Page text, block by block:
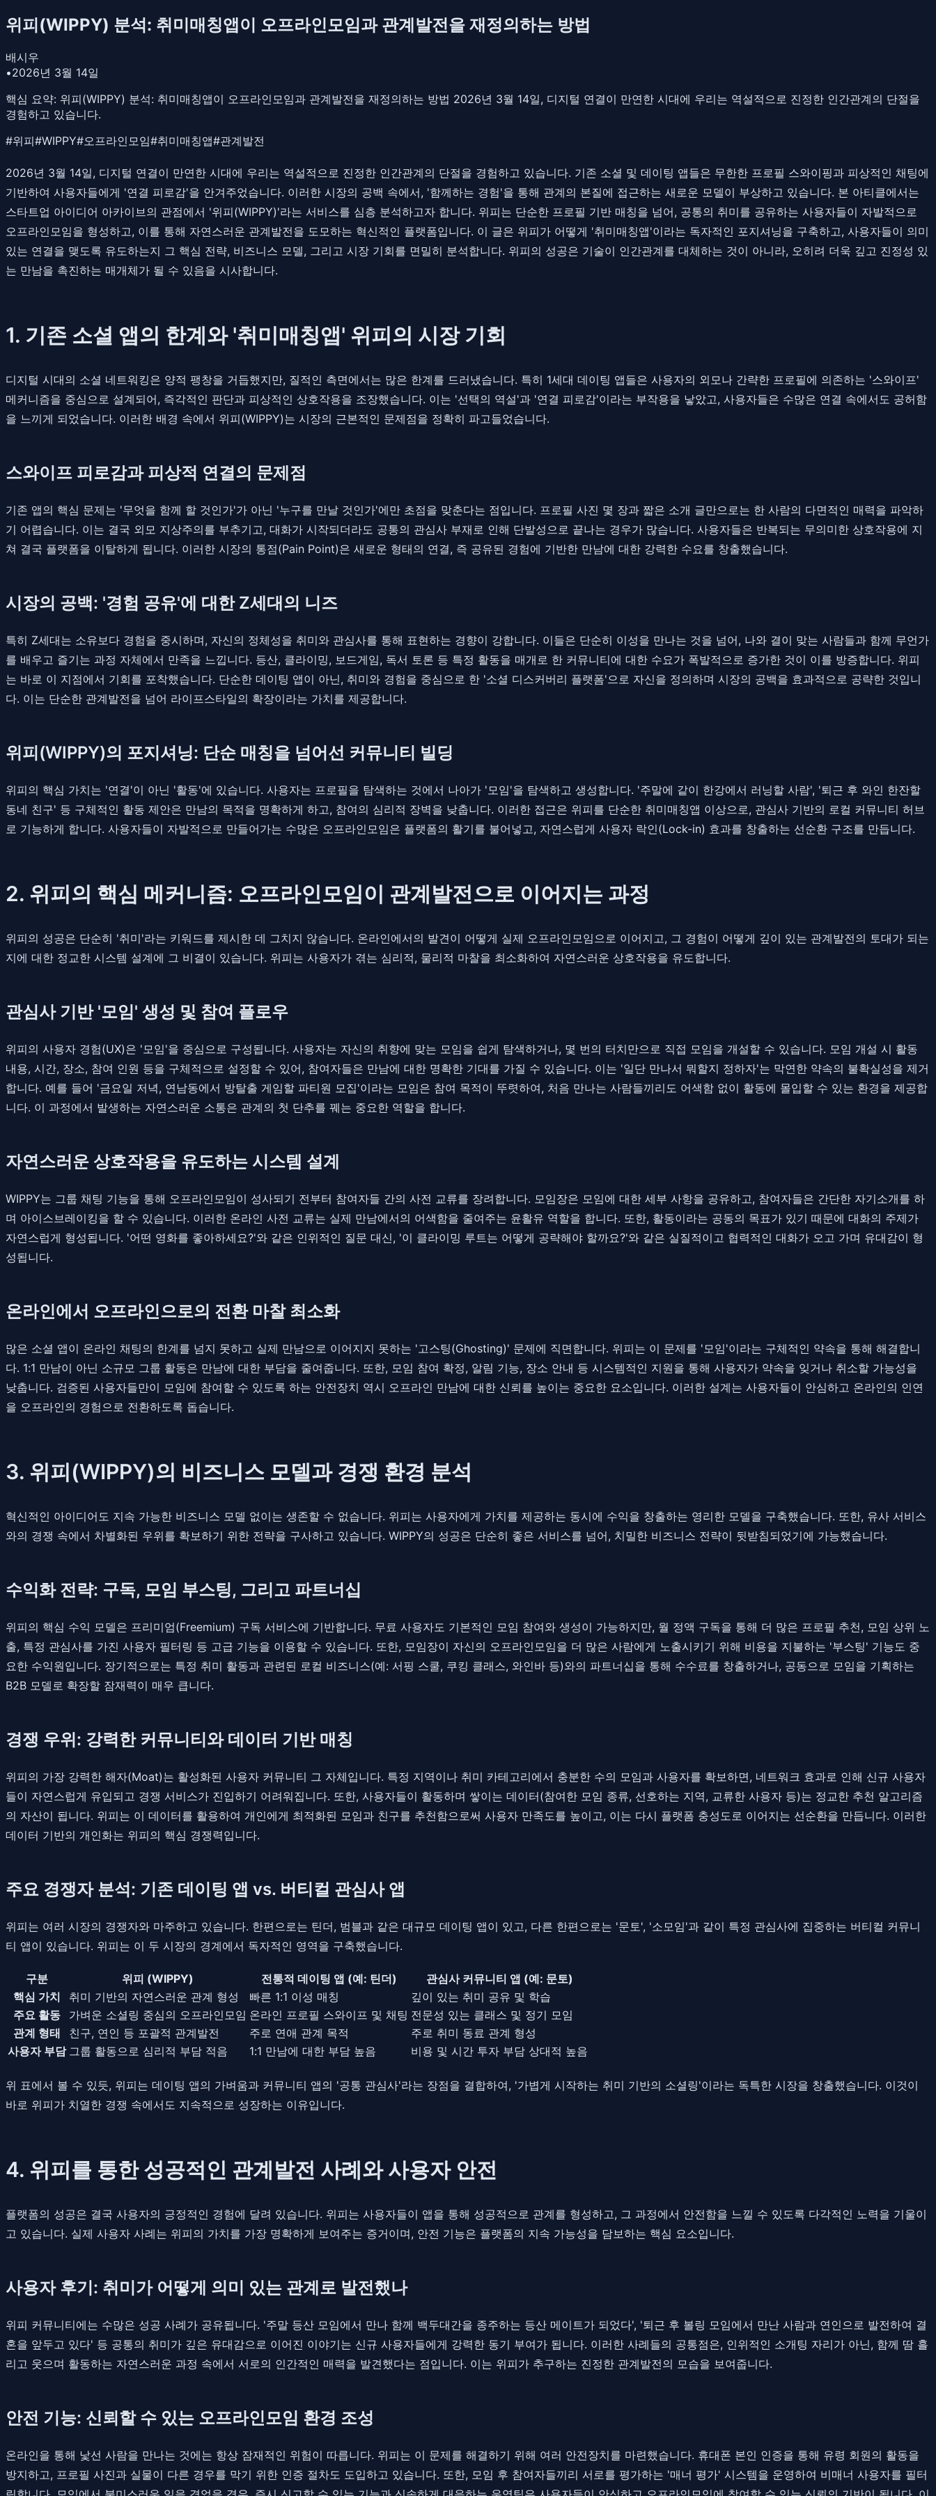
위피(WIPPY) 분석: 취미매칭앱이 오프라인모임과 관계발전을 재정의하는 방법
배시우
•2026년 3월 14일
핵심 요약: 위피(WIPPY) 분석: 취미매칭앱이 오프라인모임과 관계발전을 재정의하는 방법 2026년 3월 14일, 디지털 연결이 만연한 시대에 우리는 역설적으로 진정한 인간관계의 단절을
경험하고 있습니다.
#위피#WIPPY#오프라인모임#취미매칭앱#관계발전
2026년 3월 14일, 디지털 연결이 만연한 시대에 우리는 역설적으로 진정한 인간관계의 단절을 경험하고 있습니다. 기존 소셜 및 데이팅 앱들은 무한한 프로필 스와이핑과 피상적인 채팅에
기반하여 사용자들에게 '연결 피로감'을 안겨주었습니다. 이러한 시장의 공백 속에서, '함께하는 경험'을 통해 관계의 본질에 접근하는 새로운 모델이 부상하고 있습니다. 본 아티클에서는
스타트업 아이디어 아카이브의 관점에서 '위피(WIPPY)'라는 서비스를 심층 분석하고자 합니다. 위피는 단순한 프로필 기반 매칭을 넘어, 공통의 취미를 공유하는 사용자들이 자발적으로
오프라인모임을 형성하고, 이를 통해 자연스러운 관계발전을 도모하는 혁신적인 플랫폼입니다. 이 글은 위피가 어떻게 '취미매칭앱'이라는 독자적인 포지셔닝을 구축하고, 사용자들이 의미
있는 연결을 맺도록 유도하는지 그 핵심 전략, 비즈니스 모델, 그리고 시장 기회를 면밀히 분석합니다. 위피의 성공은 기술이 인간관계를 대체하는 것이 아니라, 오히려 더욱 깊고 진정성 있
는 만남을 촉진하는 매개체가 될 수 있음을 시사합니다.
1. 기존 소셜 앱의 한계와 '취미매칭앱' 위피의 시장 기회
디지털 시대의 소셜 네트워킹은 양적 팽창을 거듭했지만, 질적인 측면에서는 많은 한계를 드러냈습니다. 특히 1세대 데이팅 앱들은 사용자의 외모나 간략한 프로필에 의존하는 '스와이프'
메커니즘을 중심으로 설계되어, 즉각적인 판단과 피상적인 상호작용을 조장했습니다. 이는 '선택의 역설'과 '연결 피로감'이라는 부작용을 낳았고, 사용자들은 수많은 연결 속에서도 공허함
을 느끼게 되었습니다. 이러한 배경 속에서 위피(WIPPY)는 시장의 근본적인 문제점을 정확히 파고들었습니다.
스와이프 피로감과 피상적 연결의 문제점
기존 앱의 핵심 문제는 '무엇을 함께 할 것인가'가 아닌 '누구를 만날 것인가'에만 초점을 맞춘다는 점입니다. 프로필 사진 몇 장과 짧은 소개 글만으로는 한 사람의 다면적인 매력을 파악하
기 어렵습니다. 이는 결국 외모 지상주의를 부추기고, 대화가 시작되더라도 공통의 관심사 부재로 인해 단발성으로 끝나는 경우가 많습니다. 사용자들은 반복되는 무의미한 상호작용에 지
쳐 결국 플랫폼을 이탈하게 됩니다. 이러한 시장의 통점(Pain Point)은 새로운 형태의 연결, 즉 공유된 경험에 기반한 만남에 대한 강력한 수요를 창출했습니다.
시장의 공백: '경험 공유'에 대한 Z세대의 니즈
특히 Z세대는 소유보다 경험을 중시하며, 자신의 정체성을 취미와 관심사를 통해 표현하는 경향이 강합니다. 이들은 단순히 이성을 만나는 것을 넘어, 나와 결이 맞는 사람들과 함께 무언가
를 배우고 즐기는 과정 자체에서 만족을 느낍니다. 등산, 클라이밍, 보드게임, 독서 토론 등 특정 활동을 매개로 한 커뮤니티에 대한 수요가 폭발적으로 증가한 것이 이를 방증합니다. 위피
는 바로 이 지점에서 기회를 포착했습니다. 단순한 데이팅 앱이 아닌, 취미와 경험을 중심으로 한 '소셜 디스커버리 플랫폼'으로 자신을 정의하며 시장의 공백을 효과적으로 공략한 것입니
다. 이는 단순한 관계발전을 넘어 라이프스타일의 확장이라는 가치를 제공합니다.
위피(WIPPY)의 포지셔닝: 단순 매칭을 넘어선 커뮤니티 빌딩
위피의 핵심 가치는 '연결'이 아닌 '활동'에 있습니다. 사용자는 프로필을 탐색하는 것에서 나아가 '모임'을 탐색하고 생성합니다. '주말에 같이 한강에서 러닝할 사람', '퇴근 후 와인 한잔할
동네 친구' 등 구체적인 활동 제안은 만남의 목적을 명확하게 하고, 참여의 심리적 장벽을 낮춥니다. 이러한 접근은 위피를 단순한 취미매칭앱 이상으로, 관심사 기반의 로컬 커뮤니티 허브
로 기능하게 합니다. 사용자들이 자발적으로 만들어가는 수많은 오프라인모임은 플랫폼의 활기를 불어넣고, 자연스럽게 사용자 락인(Lock-in) 효과를 창출하는 선순환 구조를 만듭니다.
2. 위피의 핵심 메커니즘: 오프라인모임이 관계발전으로 이어지는 과정
위피의 성공은 단순히 '취미'라는 키워드를 제시한 데 그치지 않습니다. 온라인에서의 발견이 어떻게 실제 오프라인모임으로 이어지고, 그 경험이 어떻게 깊이 있는 관계발전의 토대가 되는
지에 대한 정교한 시스템 설계에 그 비결이 있습니다. 위피는 사용자가 겪는 심리적, 물리적 마찰을 최소화하여 자연스러운 상호작용을 유도합니다.
관심사 기반 '모임' 생성 및 참여 플로우
위피의 사용자 경험(UX)은 '모임'을 중심으로 구성됩니다. 사용자는 자신의 취향에 맞는 모임을 쉽게 탐색하거나, 몇 번의 터치만으로 직접 모임을 개설할 수 있습니다. 모임 개설 시 활동
내용, 시간, 장소, 참여 인원 등을 구체적으로 설정할 수 있어, 참여자들은 만남에 대한 명확한 기대를 가질 수 있습니다. 이는 '일단 만나서 뭐할지 정하자'는 막연한 약속의 불확실성을 제거
합니다. 예를 들어 '금요일 저녁, 연남동에서 방탈출 게임할 파티원 모집'이라는 모임은 참여 목적이 뚜렷하여, 처음 만나는 사람들끼리도 어색함 없이 활동에 몰입할 수 있는 환경을 제공합
니다. 이 과정에서 발생하는 자연스러운 소통은 관계의 첫 단추를 꿰는 중요한 역할을 합니다.
자연스러운 상호작용을 유도하는 시스템 설계
WIPPY는 그룹 채팅 기능을 통해 오프라인모임이 성사되기 전부터 참여자들 간의 사전 교류를 장려합니다. 모임장은 모임에 대한 세부 사항을 공유하고, 참여자들은 간단한 자기소개를 하
며 아이스브레이킹을 할 수 있습니다. 이러한 온라인 사전 교류는 실제 만남에서의 어색함을 줄여주는 윤활유 역할을 합니다. 또한, 활동이라는 공동의 목표가 있기 때문에 대화의 주제가
자연스럽게 형성됩니다. '어떤 영화를 좋아하세요?'와 같은 인위적인 질문 대신, '이 클라이밍 루트는 어떻게 공략해야 할까요?'와 같은 실질적이고 협력적인 대화가 오고 가며 유대감이 형
성됩니다.
온라인에서 오프라인으로의 전환 마찰 최소화
많은 소셜 앱이 온라인 채팅의 한계를 넘지 못하고 실제 만남으로 이어지지 못하는 '고스팅(Ghosting)' 문제에 직면합니다. 위피는 이 문제를 '모임'이라는 구체적인 약속을 통해 해결합니
다. 1:1 만남이 아닌 소규모 그룹 활동은 만남에 대한 부담을 줄여줍니다. 또한, 모임 참여 확정, 알림 기능, 장소 안내 등 시스템적인 지원을 통해 사용자가 약속을 잊거나 취소할 가능성을
낮춥니다. 검증된 사용자들만이 모임에 참여할 수 있도록 하는 안전장치 역시 오프라인 만남에 대한 신뢰를 높이는 중요한 요소입니다. 이러한 설계는 사용자들이 안심하고 온라인의 인연
을 오프라인의 경험으로 전환하도록 돕습니다.
3. 위피(WIPPY)의 비즈니스 모델과 경쟁 환경 분석
혁신적인 아이디어도 지속 가능한 비즈니스 모델 없이는 생존할 수 없습니다. 위피는 사용자에게 가치를 제공하는 동시에 수익을 창출하는 영리한 모델을 구축했습니다. 또한, 유사 서비스
와의 경쟁 속에서 차별화된 우위를 확보하기 위한 전략을 구사하고 있습니다. WIPPY의 성공은 단순히 좋은 서비스를 넘어, 치밀한 비즈니스 전략이 뒷받침되었기에 가능했습니다.
수익화 전략: 구독, 모임 부스팅, 그리고 파트너십
위피의 핵심 수익 모델은 프리미엄(Freemium) 구독 서비스에 기반합니다. 무료 사용자도 기본적인 모임 참여와 생성이 가능하지만, 월 정액 구독을 통해 더 많은 프로필 추천, 모임 상위 노
출, 특정 관심사를 가진 사용자 필터링 등 고급 기능을 이용할 수 있습니다. 또한, 모임장이 자신의 오프라인모임을 더 많은 사람에게 노출시키기 위해 비용을 지불하는 '부스팅' 기능도 중
요한 수익원입니다. 장기적으로는 특정 취미 활동과 관련된 로컬 비즈니스(예: 서핑 스쿨, 쿠킹 클래스, 와인바 등)와의 파트너십을 통해 수수료를 창출하거나, 공동으로 모임을 기획하는
B2B 모델로 확장할 잠재력이 매우 큽니다.
경쟁 우위: 강력한 커뮤니티와 데이터 기반 매칭
위피의 가장 강력한 해자(Moat)는 활성화된 사용자 커뮤니티 그 자체입니다. 특정 지역이나 취미 카테고리에서 충분한 수의 모임과 사용자를 확보하면, 네트워크 효과로 인해 신규 사용자
들이 자연스럽게 유입되고 경쟁 서비스가 진입하기 어려워집니다. 또한, 사용자들이 활동하며 쌓이는 데이터(참여한 모임 종류, 선호하는 지역, 교류한 사용자 등)는 정교한 추천 알고리즘
의 자산이 됩니다. 위피는 이 데이터를 활용하여 개인에게 최적화된 모임과 친구를 추천함으로써 사용자 만족도를 높이고, 이는 다시 플랫폼 충성도로 이어지는 선순환을 만듭니다. 이러한
데이터 기반의 개인화는 위피의 핵심 경쟁력입니다.
주요 경쟁자 분석: 기존 데이팅 앱 vs. 버티컬 관심사 앱
위피는 여러 시장의 경쟁자와 마주하고 있습니다. 한편으로는 틴더, 범블과 같은 대규모 데이팅 앱이 있고, 다른 한편으로는 '문토', '소모임'과 같이 특정 관심사에 집중하는 버티컬 커뮤니
티 앱이 있습니다. 위피는 이 두 시장의 경계에서 독자적인 영역을 구축했습니다.
구분 위피 (WIPPY) 전통적 데이팅 앱 (예: 틴더)
관심사 커뮤니티 앱 (예: 문토)
핵심 가치
취미 기반의 자연스러운 관계 형성 빠른 1:1 이성 매칭
깊이 있는 취미 공유 및 학습
주요 활동
가벼운 소셜링 중심의 오프라인모임 온라인 프로필 스와이프 및 채팅 전문성 있는 클래스 및 정기 모임
관계 형태
친구, 연인 등 포괄적 관계발전 주로 연애 관계 목적
주로 취미 동료 관계 형성
사용자 부담 그룹 활동으로 심리적 부담 적음 1:1 만남에 대한 부담 높음 비용 및 시간 투자 부담 상대적 높음
위 표에서 볼 수 있듯, 위피는 데이팅 앱의 가벼움과 커뮤니티 앱의 '공통 관심사'라는 장점을 결합하여, '가볍게 시작하는 취미 기반의 소셜링'이라는 독특한 시장을 창출했습니다. 이것이
바로 위피가 치열한 경쟁 속에서도 지속적으로 성장하는 이유입니다.
4. 위피를 통한 성공적인 관계발전 사례와 사용자 안전
플랫폼의 성공은 결국 사용자의 긍정적인 경험에 달려 있습니다. 위피는 사용자들이 앱을 통해 성공적으로 관계를 형성하고, 그 과정에서 안전함을 느낄 수 있도록 다각적인 노력을 기울이
고 있습니다. 실제 사용자 사례는 위피의 가치를 가장 명확하게 보여주는 증거이며, 안전 기능은 플랫폼의 지속 가능성을 담보하는 핵심 요소입니다.
사용자 후기: 취미가 어떻게 의미 있는 관계로 발전했나
위피 커뮤니티에는 수많은 성공 사례가 공유됩니다. '주말 등산 모임에서 만나 함께 백두대간을 종주하는 등산 메이트가 되었다', '퇴근 후 볼링 모임에서 만난 사람과 연인으로 발전하여 결
혼을 앞두고 있다' 등 공통의 취미가 깊은 유대감으로 이어진 이야기는 신규 사용자들에게 강력한 동기 부여가 됩니다. 이러한 사례들의 공통점은, 인위적인 소개팅 자리가 아닌, 함께 땀 흘
리고 웃으며 활동하는 자연스러운 과정 속에서 서로의 인간적인 매력을 발견했다는 점입니다. 이는 위피가 추구하는 진정한 관계발전의 모습을 보여줍니다.
안전 기능: 신뢰할 수 있는 오프라인모임 환경 조성
온라인을 통해 낯선 사람을 만나는 것에는 항상 잠재적인 위험이 따릅니다. 위피는 이 문제를 해결하기 위해 여러 안전장치를 마련했습니다. 휴대폰 본인 인증을 통해 유령 회원의 활동을
방지하고, 프로필 사진과 실물이 다른 경우를 막기 위한 인증 절차도 도입하고 있습니다. 또한, 모임 후 참여자들끼리 서로를 평가하는 '매너 평가' 시스템을 운영하여 비매너 사용자를 필터